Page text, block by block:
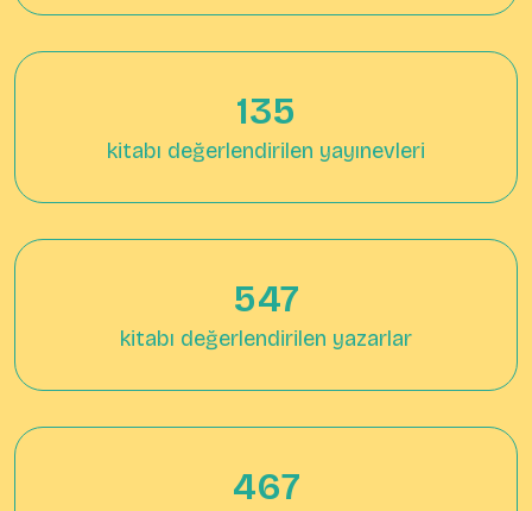
174
kitabı değerlendirilen yayınevleri
707
kitabı değerlendirilen yazarlar
607